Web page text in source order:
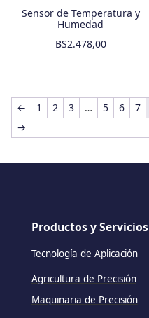
Sensor de Temperatura y
Humedad
BS2.478,00
← 1 2 3 … 5 6 7
→
Productos y Servicios
Tecnología de Aplicación
Agricultura de Precisión
Maquinaria de Precisión